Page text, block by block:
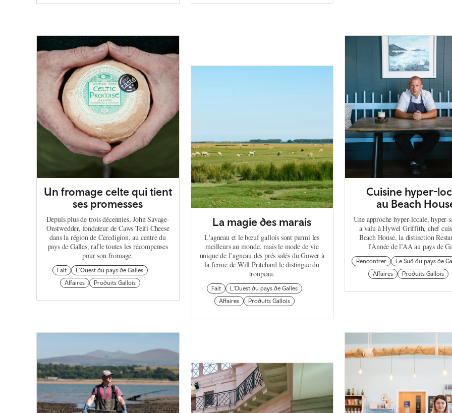
Un fromage celte qui tient
ses promesses
Depuis plus de trois décennies, John Savage-
Onstwedder, fondateur de Caws Teifi Cheese
dans la région de Ceredigion, au centre du
pays de Galles, rafle toutes les récompenses
pour son fromage.
Fait
L'Ouest du pays de Galles
Affaires
Produits Gallois
La magie des marais
L'agneau et le bœuf gallois sont parmi les
meilleurs au monde, mais le mode de vie
unique de l’agneau des prés salés du Gower à
la ferme de Will Pritchard le distingue du
troupeau.
Fait
L'Ouest du pays de Galles
Affaires
Produits Gallois
Cuisine hyper-
au Beach
Une approche hyper-locale, hyper-
a valu à Hywel Griffith, chef
Beach House, la distinction
l’Année de l’AA au pays de
Rencontrer
Le Sud du pays de
Affaires
Produits Gallois